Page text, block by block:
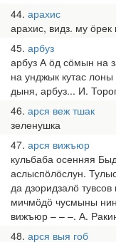
44 арахис
арахис, видз. му
45 арбуз
арбуз А ӧд сӧмын на
на унджык кутас
дыня, арбуз... И.
46 арся веж тшак
зеленушка
47 арся вижъюр
кульбаба осенняя
аслыспӧлӧслун.
да дзоридзалӧ
мичмӧдӧ чусмыны
вижъюр – – –. А.
48 арся выя гоб